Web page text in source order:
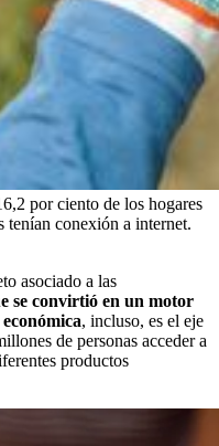
por ciento de los hogares
tenían conexión a internet.
asociado a las
se convirtió en un motor
, incluso, es el eje
de personas acceder a
productos